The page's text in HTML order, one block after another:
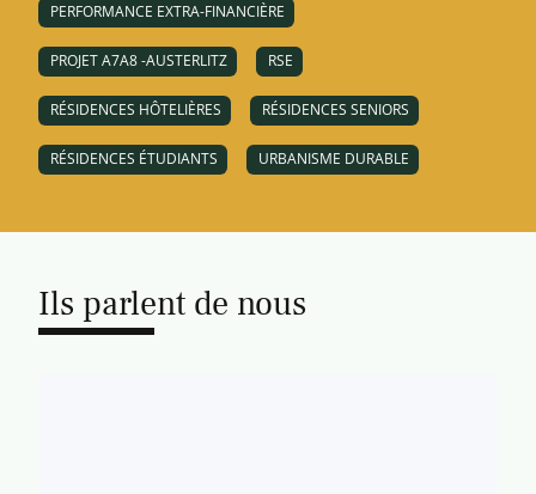
PERFORMANCE EXTRA-FINANCIÈRE
PROJET A7A8 -AUSTERLITZ RSE
RÉSIDENCES HÔTELIÈRES RÉSIDENCES SENIORS
RÉSIDENCES ÉTUDIANTS URBANISME DURABLE
Ils parlent de nous